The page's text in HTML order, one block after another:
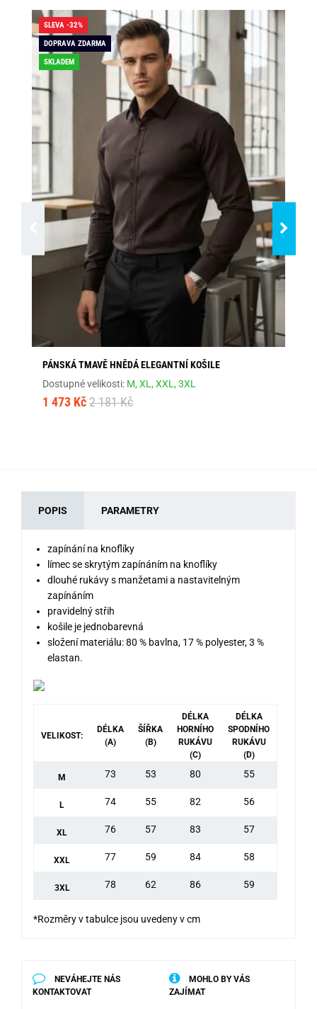
SLEVA -32%
DOPRAVA ZDARMA
SKLADEM
PÁNSKÁ TMAVĚ HNĚDÁ ELEGANTNÍ KOŠILE
Dostupné velikosti: M,XL,XXL,3XL
1 473 Kč 2 181 Kč
POPIS PARAMETRY
zapínání na knoflíky
límec se skrytým zapínáním na knoflíky
dlouhé rukávy s manžetami a nastavitelným
zapínáním
pravidelný střih
košile je jednobarevná
složení materiálu: 80 % bavlna, 17 % polyester, 3 %
elastan.
VELIKOST:
DÉLKA
(A)
ŠÍŘKA
(B)
DÉLKA
HORNÍHO
RUKÁVU
(C)
DÉLKA
SPODNÍHO
RUKÁVU
(D)
M 73 53 80 55
L 74 55 82 56
XL 76 57 83 57
XXL 77 59 84 58
3XL 78 62 86 59
*Rozměry v tabulce jsou uvedeny v cm
NEVÁHEJTE NÁS
KONTAKTOVAT
MOHLO BY VÁS
ZAJÍMAT